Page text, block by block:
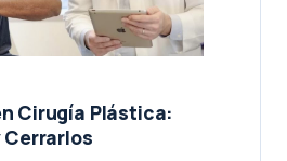
Cirugía Plástica:
Cerrarlos